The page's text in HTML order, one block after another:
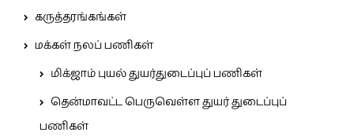
கருத்தரங்கங்கள்
மக்கள் நலப் பணிகள்
மிக்ஜாம் புயல் துயர்துடைப்புப் பணிகள்
தென்மாவட்ட பெருவெள்ள துயர் துடைப்புப்
பணிகள்